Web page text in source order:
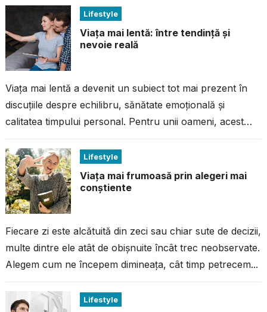
Lifestyle
Viața mai lentă: între tendință și
nevoie reală
Viața mai lentă a devenit un subiect tot mai prezent în
discuțiile despre echilibru, sănătate emoțională și
calitatea timpului personal. Pentru unii oameni, acest
Lifestyle
Viața mai frumoasă prin alegeri mai
conștiente
Fiecare zi este alcătuită din zeci sau chiar sute de decizii,
multe dintre ele atât de obișnuite încât trec neobservate.
Alegem cum ne începem dimineața, cât timp petrecem...
Lifestyle